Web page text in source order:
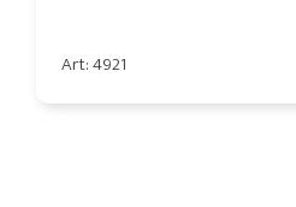
Art: 4921